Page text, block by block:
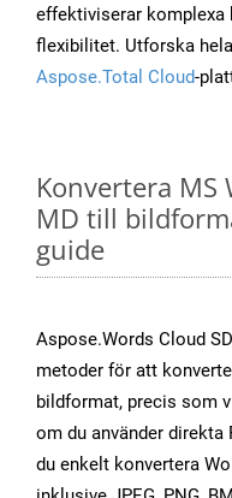
effektiviserar komplexa
flexibilitet. Utforska
Aspose.Total Cloud-
Konvertera
MD till
guide
Aspose.Words Cloud
metoder för att
bildformat, precis som
om du använder direkta
du enkelt konvertera